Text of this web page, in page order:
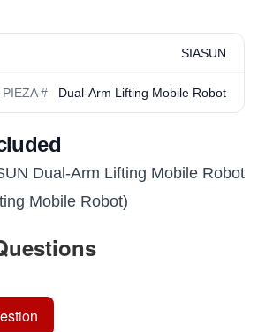
SIASUN
# Dual-Arm Lifting Mobile Robot
Dual-Arm Lifting Mobile Robot
Mobile Robot)